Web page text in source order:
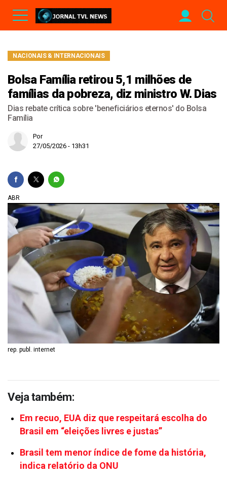
NACIONAIS & INTERNACIONAIS
Bolsa Família retirou 5,1 milhões de
famílias da pobreza, diz ministro W. Dias
Dias rebate crítica sobre 'beneficiários eternos' do Bolsa
Família
Por
27/05/2026 - 13h31
ABR
rep. publ. internet
Veja também:
Em recuo, EUA diz que respeitará escolha do
Brasil em “eleições livres e justas”
Brasil tem menor índice de fome da história,
indica relatório da ONU